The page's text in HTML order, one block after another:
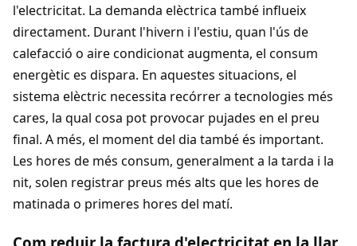
l'electricitat. La demanda elèctrica també influeix
directament. Durant l'hivern i l'estiu, quan l'ús de
calefacció o aire condicionat augmenta, el consum
energètic es dispara. En aquestes situacions, el
sistema elèctric necessita recórrer a tecnologies més
cares, la qual cosa pot provocar pujades en el preu
final. A més, el moment del dia també és important.
Les hores de més consum, generalment a la tarda i la
nit, solen registrar preus més alts que les hores de
matinada o primeres hores del matí.